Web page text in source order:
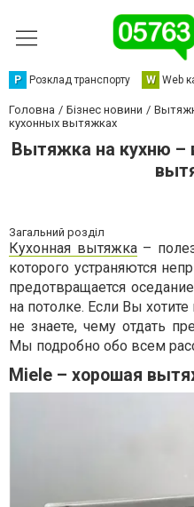
Р Розклад транспорту W Web
Головна Бізнес новини
кухонных вытяжках
Вытяжка на кухню –
Загальний розділ
Кухонная вытяжка–
которого устраняются
предотвращается
на потолке. Если Вы
не знаете, чему отдать
Мы подробно обо всем
Miele – хорошая